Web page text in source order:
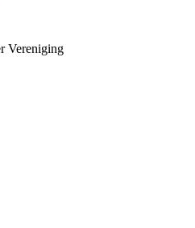
Vereniging